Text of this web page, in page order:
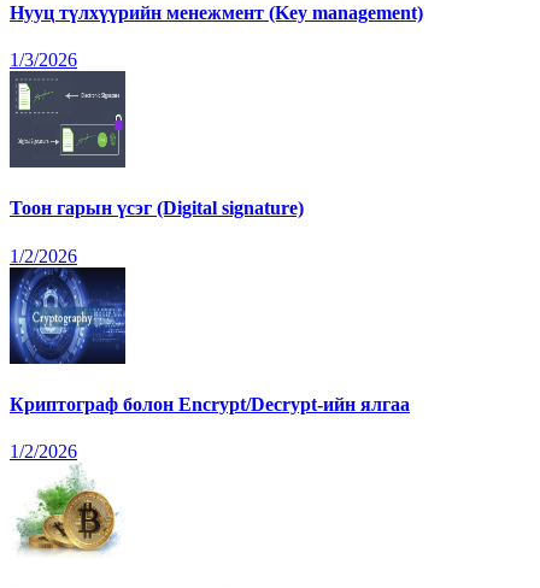
Нууц түлхүүрийн менежмент (Key management)
1/3/2026
Тоон гарын үсэг (Digital signature)
1/2/2026
Криптограф болон Encrypt/Decrypt-ийн ялгаа
1/2/2026